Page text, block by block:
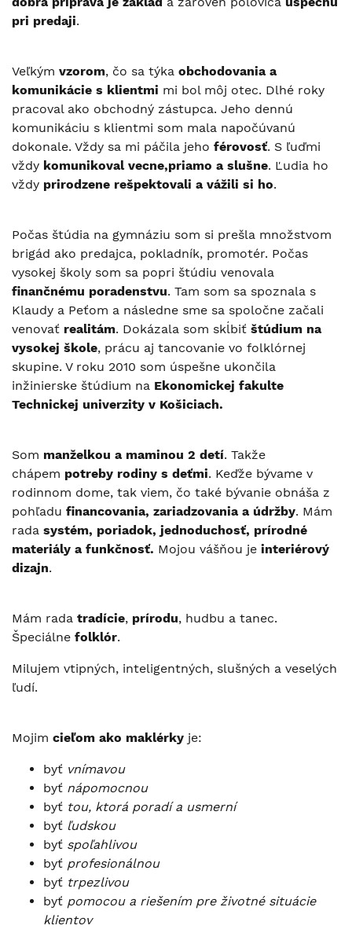
pri predaji.
Veľkým vzorom, čo sa týka obchodovania a
komunikácie s klientmi mi bol môj otec. Dlhé roky
pracoval ako obchodný zástupca. Jeho dennú
komunikáciu s klientmi som mala napočúvanú
dokonale. Vždy sa mi páčila jeho férovosť. S ľuďmi
vždy komunikoval vecne,priamo a slušne. Ľudia ho
vždy prirodzene rešpektovali a vážili si ho.
Počas štúdia na gymnáziu som si prešla množstvom
brigád ako predajca, pokladník, promotér. Počas
vysokej školy som sa popri štúdiu venovala
finančnému poradenstvu. Tam som sa spoznala s
Klaudy a Peťom a následne sme sa spoločne začali
venovať realitám. Dokázala som skĺbiť štúdium na
vysokej škole, prácu aj tancovanie vo folklórnej
skupine. V roku 2010 som úspešne ukončila
inžinierske štúdium na Ekonomickej fakulte
Technickej univerzity v Košiciach.
Som manželkou a maminou 2 detí. Takže
chápem potreby rodiny s deťmi. Keďže bývame v
rodinnom dome, tak viem, čo také bývanie obnáša z
pohľadu financovania, zariadzovania a údržby. Mám
rada systém, poriadok, jednoduchosť, prírodné
materiály a funkčnosť. Mojou vášňou je interiérový
dizajn.
Mám rada tradície, prírodu, hudbu a tanec.
Špeciálne folklór.
Milujem vtipných, inteligentných, slušných a veselých
ľudí.
Mojim cieľom ako maklérky je:
byť vnímavou
byť nápomocnou
byť tou, ktorá poradí a usmerní
byť ľudskou
byť spoľahlivou
byť profesionálnou
byť trpezlivou
byť pomocou a riešením pre životné situácie
klientov